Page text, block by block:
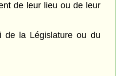
de leur lieu ou de leur
de la Législature ou du